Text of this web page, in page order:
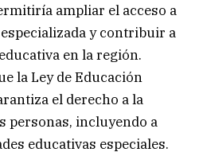
ampliar el acceso a
y contribuir a
en la región.
la Ley de Educación
el derecho a la
personas, incluyendo a
educativas especiales.